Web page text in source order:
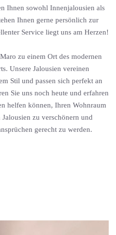
Ihnen sowohl Innenjalousien als
Ihnen gerne persönlich zur
Service liegt uns am Herzen!
zu einem Ort des modernen
Unsere Jalousien vereinen
Stil und passen sich perfekt an
Sie uns noch heute und erfahren
helfen können, Ihren Wohnraum
zu verschönern und
gerecht zu werden.